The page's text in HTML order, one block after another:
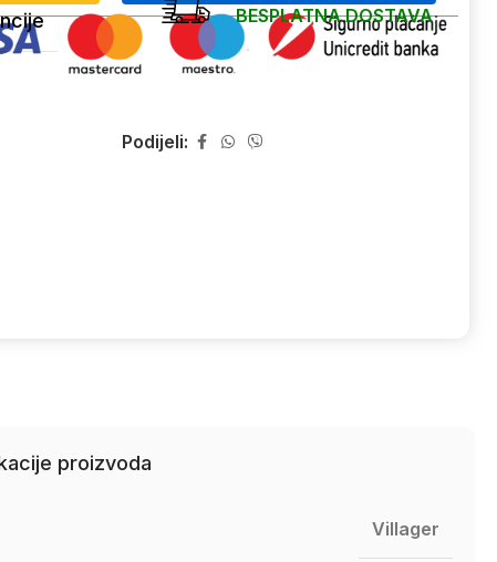
BESPLATNA DOSTAVA
Podijeli:
proizvoda
Villager